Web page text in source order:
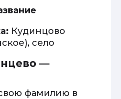
Кудинцово
село
—
фамилию в